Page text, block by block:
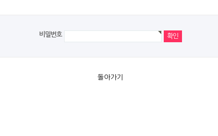
비밀번호
돌아가기